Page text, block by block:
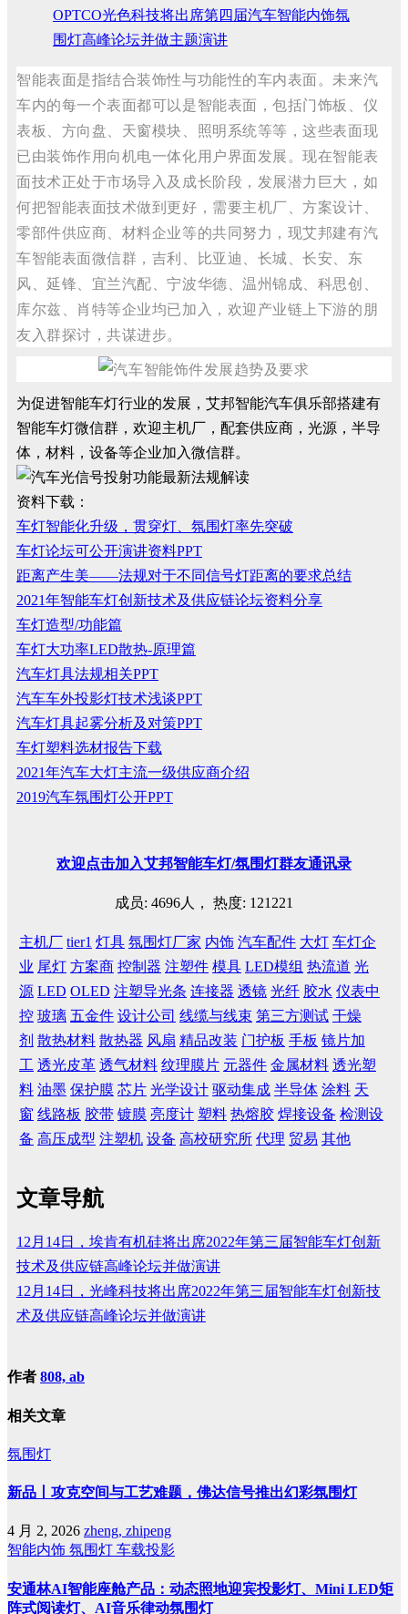
OPTCO光色科技将出席第四届汽车智能内饰氛
围灯高峰论坛并做主题演讲
智能表面是指结合装饰性与功能性的车内表面。未来汽
车内的每一个表面都可以是智能表面，包括门饰板、仪
表板、方向盘、天窗模块、照明系统等等，这些表面现
已由装饰作用向机电一体化用户界面发展。现在智能表
面技术正处于市场导入及成长阶段，发展潜力巨大，如
何把智能表面技术做到更好，需要主机厂、方案设计、
零部件供应商、材料企业等的共同努力，现艾邦建有汽
车智能表面微信群，吉利、比亚迪、长城、长安、东
风、延锋、宜兰汽配、宁波华德、温州锦成、科思创、
库尔兹、肖特等企业均已加入，欢迎产业链上下游的朋
友入群探讨，共谋进步。
为促进智能车灯行业的发展，艾邦智能汽车俱乐部搭建有
智能车灯微信群，欢迎主机厂，配套供应商，光源，半导
体，材料，设备等企业加入微信群。
资料下载：
车灯智能化升级，贯穿灯、氛围灯率先突破
车灯论坛可公开演讲资料PPT
距离产生美——法规对于不同信号灯距离的要求总结
2021年智能车灯创新技术及供应链论坛资料分享
车灯造型/功能篇
车灯大功率LED散热-原理篇
汽车灯具法规相关PPT
汽车车外投影灯技术浅谈PPT
汽车灯具起雾分析及对策PPT
车灯塑料选材报告下载
2021年汽车大灯主流一级供应商介绍
2019汽车氛围灯公开PPT
欢迎点击加入艾邦智能车灯/氛围灯群友通讯录
成员: 4696人， 热度: 121221
主机厂 tier1 灯具 氛围灯厂家 内饰 汽车配件 大灯 车灯企
业 尾灯 方案商 控制器 注塑件 模具 LED模组 热流道 光
源 LED OLED 注塑导光条 连接器 透镜 光纤 胶水 仪表中
控 玻璃 五金件 设计公司 线缆与线束 第三方测试 干燥
剂 散热材料 散热器 风扇 精品改装 门护板 手板 镜片加
工 透光皮革 透气材料 纹理膜片 元器件 金属材料 透光塑
料 油墨 保护膜 芯片 光学设计 驱动集成 半导体 涂料 天
窗 线路板 胶带 镀膜 亮度计 塑料 热熔胶 焊接设备 检测设
备 高压成型 注塑机 设备 高校研究所 代理 贸易 其他
文章导航
12月14日，埃肯有机硅将出席2022年第三届智能车灯创新
技术及供应链高峰论坛并做演讲
12月14日，光峰科技将出席2022年第三届智能车灯创新技
术及供应链高峰论坛并做演讲
作者 808, ab
相关文章
氛围灯
新品丨攻克空间与工艺难题，佛达信号推出幻彩氛围灯
4 月 2, 2026 zheng, zhipeng
智能内饰 氛围灯 车载投影
安通林AI智能座舱产品：动态照地迎宾投影灯、Mini LED矩
阵式阅读灯、AI音乐律动氛围灯